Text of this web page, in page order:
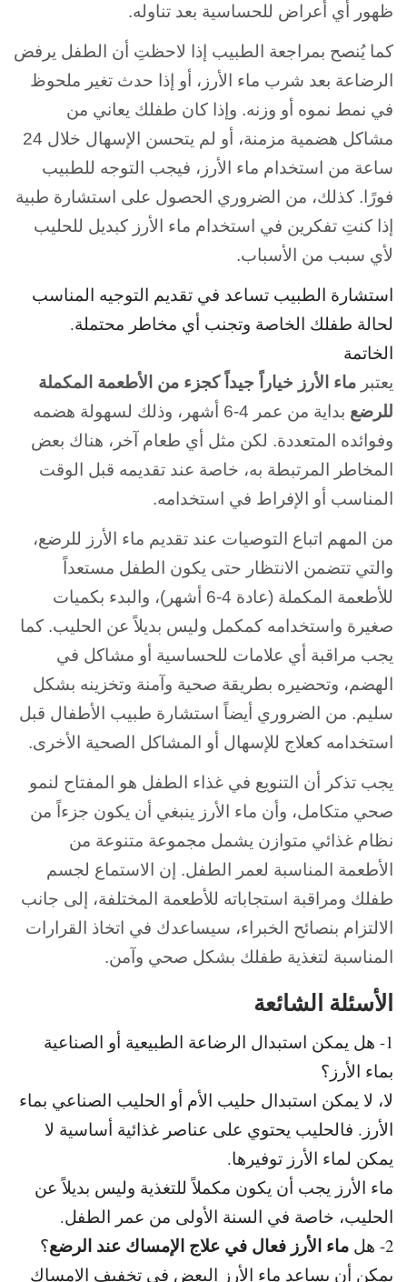
ظهور أي أعراض للحساسية بعد تناوله.
كما يُنصح بمراجعة الطبيب إذا لاحظتِ أن الطفل يرفض
الرضاعة بعد شرب ماء الأرز، أو إذا حدث تغير ملحوظ
في نمط نموه أو وزنه. وإذا كان طفلك يعاني من
مشاكل هضمية مزمنة، أو لم يتحسن الإسهال خلال 24
ساعة من استخدام ماء الأرز، فيجب التوجه للطبيب
فورًا. كذلك، من الضروري الحصول على استشارة طبية
إذا كنتِ تفكرين في استخدام ماء الأرز كبديل للحليب
لأي سبب من الأسباب.
استشارة الطبيب تساعد في تقديم التوجيه المناسب
لحالة طفلك الخاصة وتجنب أي مخاطر محتملة.
الخاتمة
يعتبر ماء الأرز خياراً جيداً كجزء من الأطعمة المكملة
للرضع
بداية من عمر 4-6 أشهر، وذلك لسهولة هضمه
وفوائده المتعددة. لكن مثل أي طعام آخر، هناك بعض
المخاطر المرتبطة به، خاصة عند تقديمه قبل الوقت
المناسب أو الإفراط في استخدامه.
من المهم اتباع التوصيات عند تقديم ماء الأرز للرضع،
والتي تتضمن الانتظار حتى يكون الطفل مستعداً
للأطعمة المكملة (عادة 4-6 أشهر)، والبدء بكميات
صغيرة واستخدامه كمكمل وليس بديلاً عن الحليب. كما
يجب مراقبة أي علامات للحساسية أو مشاكل في
الهضم، وتحضيره بطريقة صحية وآمنة وتخزينه بشكل
سليم. من الضروري أيضاً استشارة طبيب الأطفال قبل
استخدامه كعلاج للإسهال أو المشاكل الصحية الأخرى.
يجب تذكر أن التنويع في غذاء الطفل هو المفتاح لنمو
صحي متكامل، وأن ماء الأرز ينبغي أن يكون جزءاً من
نظام غذائي متوازن يشمل مجموعة متنوعة من
الأطعمة المناسبة لعمر الطفل. إن الاستماع لجسم
طفلك ومراقبة استجاباته للأطعمة المختلفة، إلى جانب
الالتزام بنصائح الخبراء، سيساعدك في اتخاذ القرارات
المناسبة لتغذية طفلك بشكل صحي وآمن.
الأسئلة الشائعة
1- هل يمكن استبدال الرضاعة الطبيعية أو الصناعية
بماء الأرز؟
لا، لا يمكن استبدال حليب الأم أو الحليب الصناعي بماء
الأرز. فالحليب يحتوي على عناصر غذائية أساسية لا
يمكن لماء الأرز توفيرها.
ماء الأرز يجب أن يكون مكملاً للتغذية وليس بديلاً عن
الحليب، خاصة في السنة الأولى من عمر الطفل.
2- هل
ماء الأرز فعال في علاج الإمساك عند الرضع؟
يمكن أن يساعد ماء الأرز البعض في تخفيف الإمساك